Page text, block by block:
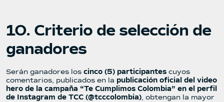
10. Criterio de selección de
ganadores
Serán ganadores los cinco (5) participantes cuyos
comentarios, publicados en la publicación oficial del video
hero de la campaña “Te Cumplimos Colombia” en el perfil
de Instagram de TCC (@tcccolombia), obtengan la mayor